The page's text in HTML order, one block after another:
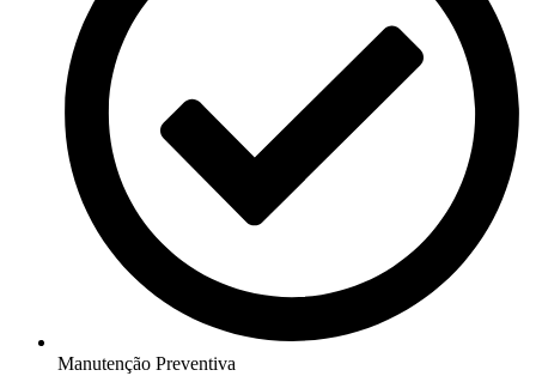
Manutenção Preventiva